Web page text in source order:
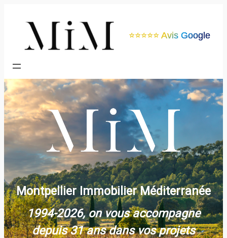
contenu
⭐️⭐️⭐️⭐️⭐️ Avis Google
Montpellier Immobilier Méditerranée
1994-2026, on vous accompagne
depuis 31 ans dans vos projets